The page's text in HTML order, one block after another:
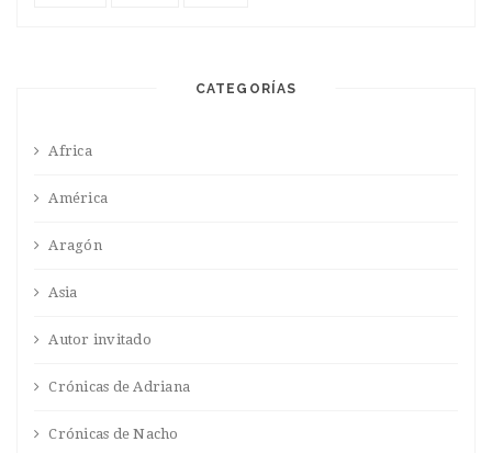
CATEGORÍAS
Africa
América
Aragón
Asia
Autor invitado
Crónicas de Adriana
Crónicas de Nacho